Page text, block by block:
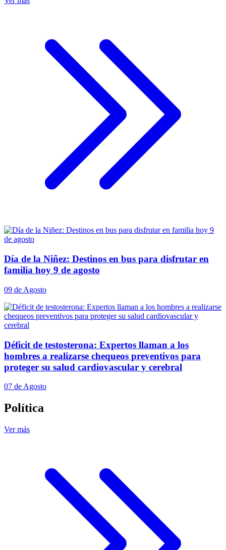
Día de la Niñez: Destinos en bus para disfrutar en
familia hoy 9 de agosto
09 de Agosto
Déficit de testosterona: Expertos llaman a los
hombres a realizarse chequeos preventivos para
proteger su salud cardiovascular y cerebral
07 de Agosto
Política
Ver más